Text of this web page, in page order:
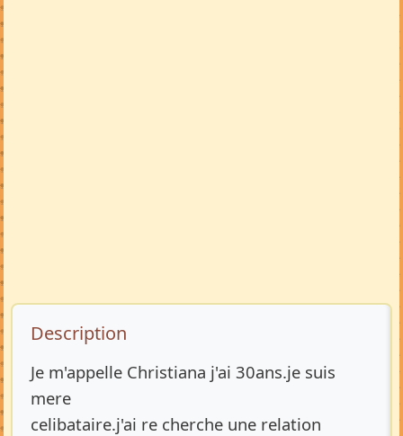
Description de l’annonce
Description
Je m'appelle Christiana j'ai 30ans.je suis
mere
celibataire.j'ai re cherche une relation